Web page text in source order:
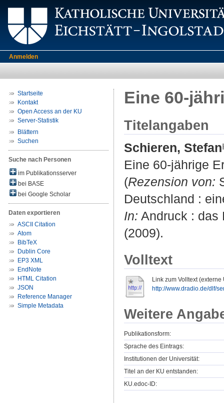
Anmelden
Startseite
Kontakt
Open Access an der KU
Server-Statistik
Blättern
Suchen
Suche nach Personen
im Publikationsserver
bei BASE
bei Google Scholar
Daten exportieren
ASCII Citation
Atom
BibTeX
Dublin Core
EP3 XML
EndNote
HTML Citation
JSON
Reference Manager
Simple Metadata
Eine 60-
Titelangaben
Schieren, Stefan
Eine 60-jährige
(Rezension von:
Deutschland :
In: Andruck : das
(2009).
Volltext
Link zum Volltext (externe
http://www.dradio.de/dlf/
Weitere
Publikationsform:
Sprache des Eintrags:
Institutionen der Universität:
Titel an der KU entstanden:
KU.edoc-ID: